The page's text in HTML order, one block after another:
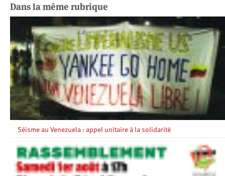
Dans la même rubrique
Séisme au Venezuela : appel unitaire à la solidarité